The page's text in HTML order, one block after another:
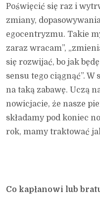
Poświęcić się raz i
zmiany,
egocentryzmu. Takie
zaraz wracam”,
się rozwijać, bo jak
sensu tego ciągnąć”. W
na taką zabawę. Uczą
nowicjacie, że nasze
składamy pod koniec
rok, mamy traktować
Co kapłanowi lub